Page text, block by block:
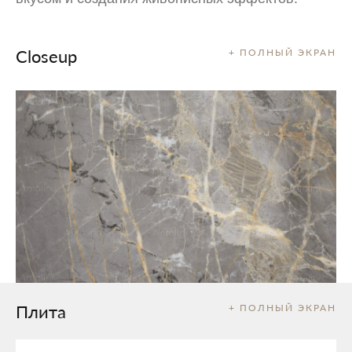
+ ПОЛНЫЙ ЭКРАН
Closeup
+ ПОЛНЫЙ ЭКРАН
Плита